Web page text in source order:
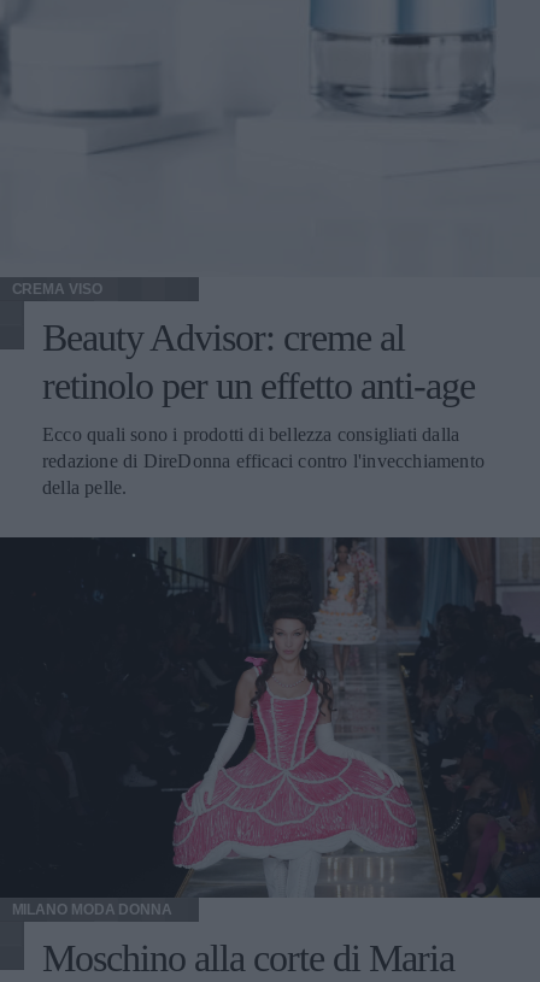
CREMA VISO
Beauty Advisor: creme al
retinolo per un effetto anti-age
Ecco quali sono i prodotti di bellezza consigliati dalla
redazione di DireDonna efficaci contro l'invecchiamento
della pelle.
MILANO MODA DONNA
Moschino alla corte di Maria